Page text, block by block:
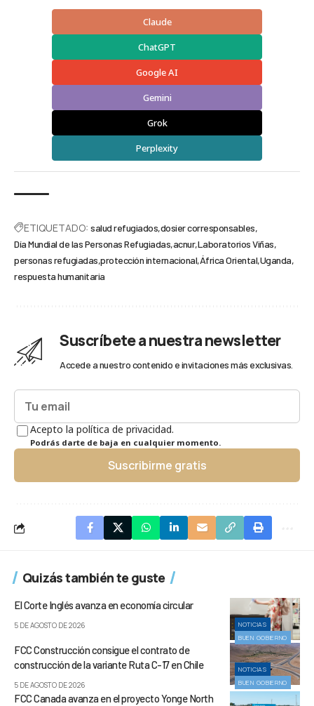
Claude
ChatGPT
Google AI
Gemini
Grok
Perplexity
ETIQUETADO: salud refugiados dosier corresponsables
Día Mundial de las Personas Refugiadas acnur Laboratorios Viñas
personas refugiadas protección internacional África Oriental Uganda
respuesta humanitaria
Suscríbete a nuestra newsletter
Accede a nuestro contenido e invitaciones más exclusivas.
Acepto la política de privacidad.
Podrás darte de baja en cualquier momento.
Suscribirme gratis
Quizás también te guste
NOTICIAS
BUEN GOBIERNO
El Corte Inglés avanza en economía circular
5 DE AGOSTO DE 2026
NOTICIAS
BUEN GOBIERNO
FCC Construcción consigue el contrato de
construcción de la variante Ruta C-17 en Chile
5 DE AGOSTO DE 2026
FCC Canada avanza en el proyecto Yonge North